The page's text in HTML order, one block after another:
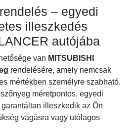
– egyedi
illeszkedés
autójába
van MITSUBISHI
rendelésére, amely nemcsak
mértékben személyre szabható.
méretpontos, egyedi
illeszkedik az Ön
vágásra vagy utólagos